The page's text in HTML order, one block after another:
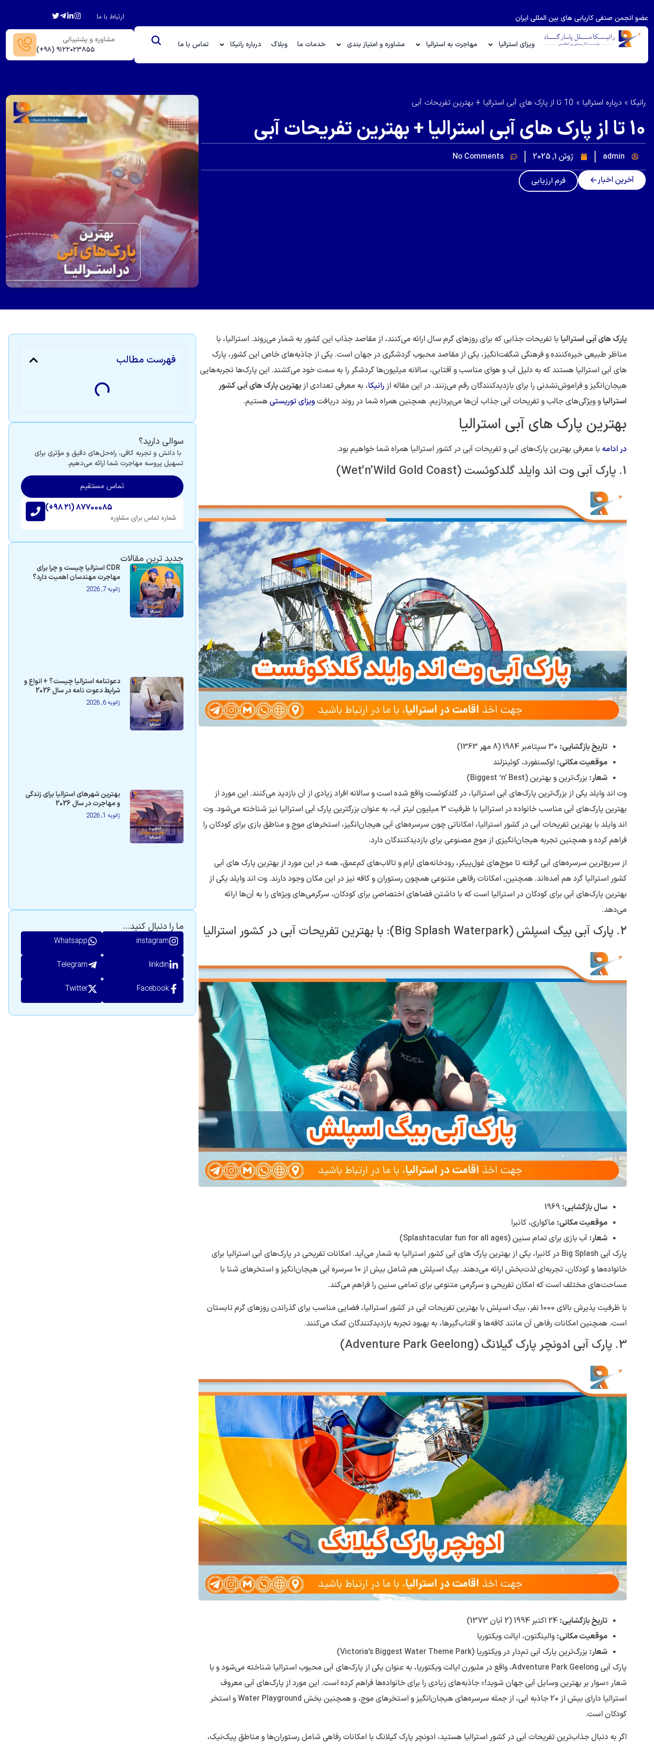
عضو انجمن صنفی کاریابی های بین المللی ایران ارتباط با ما:
ویزای استرالیا مهاجرت به استرالیا مشاوره و امتیاز بندی خدمات ما وبلاگ درباره رانیکا تماس با ما
مشاوره و پشتیبانی
(+۹۸) ۹۱۲۲۰۲۳۸۵۵
رانیکا » درباره استرالیا » 10 تا از پارک های آبی استرالیا + بهترین تفریحات آبی
10 تا از پارک های آبی استرالیا + بهترین تفریحات آبی
admin ژوئن 1, 2025
No Comments
آخرین اخبار
فرم ارزیابی
فهرست مطالب
سوالی دارید؟
با دانش و تجربه کافی، راه‌حل‌های دقیق و مؤثری برای
تسهیل پروسه مهاجرت شما ارائه می‌دهیم.
تماس مستقیم
(+۹۸ ۲۱) ۸۷۷۰۰۰۸۵
شماره تماس برای مشاوره
جدید ترین مقالات
CDR استرالیا چیست و چرا برای
مهاجرت مهندسان اهمیت دارد؟
ژانویه 7, 2026
دعوتنامه استرالیا چیست؟ + انواع و
شرایط دعوت نامه در سال 2026
ژانویه 6, 2026
بهترین شهرهای استرالیا برای زندگی
و مهاجرت در سال 2026
ژانویه 1, 2026
ما را دنبال کنید...
instagram
Whatsapp
linkdin
Telegram
Facebook
Twitter
پارک های آبی استرالیا با تفریحات جذابی که برای روزهای گرم سال ارائه می‌کنند، از مقاصد جذاب این کشور به شمار می‌روند. استرالیا، با
مناظر طبیعی خیره‌کننده و فرهنگی شگفت‌انگیز، یکی از مقاصد محبوب گردشگری در جهان است. یکی از جاذبه‌های خاص این کشور، پارک
های آبی استرالیا هستند که به دلیل آب و هوای مناسب و آفتابی، سالانه میلیون‌ها گردشگر را به سمت خود می‌کشند. این پارک‌ها تجربه‌هایی
هیجان‌انگیز و فراموش‌نشدنی را برای بازدیدکنندگان رقم می‌زنند. در این مقاله ازرانیکا، به معرفی تعدادی ازبهترین پارک های آبی کشور
استرالیاو ویژگی‌های جالب و تفریحات آبی جذاب آن‌ها می‌پردازیم. همچنین همراه شما در روند دریافتویزای توریستی هستیم.
بهترین پارک های آبی استرالیا
در ادامه با معرفی بهترین پارک‌های آبی و تفریحات آبی در کشور استرالیا همراه شما خواهیم بود.
1. پارک آبی وت اند وایلد گلدکوئست (Wet’n’Wild Gold Coast)
تاریخ بازگشایی:
موقعیت مکانی: اوکسنفورد، کوئینزلند
شعار: بزرگ‌ترین و بهترین (Biggest ‘n’ Best)
وت اند وایلد یکی از بزرگ‌ترین پارک‌های آبی استرالیا، در گلدکوئست واقع شده است و سالانه افراد زیادی از آن بازدید می‌کنند. این مورد از
بهترین پارک‌های آبی مناسب خانواده در استرالیا با ظرفیت 3 میلیون لیتر آب، به عنوان بزرگترین پارک آبی استرالیا نیز شناخته می‌شود. وت
اند وایلد با بهترین تفریحات آبی در کشور استرالیا، امکاناتی چون سرسره‌های آبی هیجان‌انگیز، استخرهای موج و مناطق بازی برای کودکان را
فراهم کرده و همچنین تجربه‌‌ هیجان‌انگیزی از موج‌ مصنوعی برای بازدیدکنندگان دارد.
از سریع‌ترین سرسره‌های آبی گرفته تا موج‌های غول‌پیکر، رودخانه‌های آرام و تالاب‌های کم‌عمق، همه در این مورد از بهترین پارک های آبی
کشور استرالیا گرد هم آمده‌اند. همچنین، امکانات رفاهی متنوعی همچون رستوران و کافه نیز در این مکان وجود دارند. وت اند وایلد یکی از
بهترین پارک‌های آبی برای کودکان در استرالیا است که با داشتن فضاهای اختصاصی برای کودکان، سرگرمی‌های ویژه‌ای را به آن‌ها ارائه
می‌دهد.
2. پارک آبی بیگ اسپلش (Big Splash Waterpark): با بهترین تفریحات آبی در کشور استرالیا
سال بازگشایی:
موقعیت مکانی: ماکواری، کانبرا
شعار: آب بازی برای تمام سنین (Splashtacular fun for all ages)
پارک آبی Big Splash در کانبرا، یکی از بهترین پارک های آبی کشور استرالیا به شمار می‌آید. امکانات تفریحی در پارک‌های آبی استرالیا برای
خانواده‌ها و کودکان، تجربه‌ای لذت‌بخش ارائه می‌دهند. بیگ اسپلش هم شامل بیش از 10 سرسره آبی هیجان‌انگیز و استخرهای شنا با
مساحت‌های مختلف است که امکان تفریحی و سرگرمی متنوعی برای تمامی سنین را فراهم می‌کند.
با ظرفیت پذیرش بالای 1000 نفر، بیگ اسپلش با بهترین تفریحات آبی در کشور استرالیا، فضایی مناسب برای گذراندن روزهای گرم تابستان
است. همچنین امکانات رفاهی آن مانند کافه‌ها و آفتاب‌گیر‌ها، به بهبود تجربه بازدیدکنندگان کمک می‌کنند.
3. پارک آبی ادونچر پارک گیلانگ (Adventure Park Geelong)
تاریخ بازگشایی: 24 اکتبر 1994 (2 آبان 1373)
موقعیت مکانی: والینگتون، ایالت ویکتوریا
شعار: بزرگ‌ترین پارک آبی تم‌دار در ویکتوریا (Victoria’s Biggest Water Theme Park)
پارک آبی Adventure Park Geelong، واقع در ملبورن ایالت ویکتوریا، به عنوان یکی از پارک‌های آبی محبوب استرالیا شناخته می‌شود و با
شعار «سوار بر بهترین وسایل آبی جهان شوید!» جاذبه‌های زیادی را برای خانواده‌‌ها فراهم کرده است. این مورد از پارک‌های آبی معروف
استرالیا دارای بیش از 20 جاذبه آبی، از جمله سرسره‌های هیجان‌انگیز و استخرهای موج، و همچنین بخش Water Playground و استخر
کودکان است.
اگر به دنبال جذاب‌ترین تفریحات آبی در کشور استرالیا هستید، ادونچر پارک گیلانگ با امکانات رفاهی شامل رستوران‌ها و مناطق پیک‌نیک،